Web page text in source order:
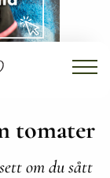
tomater
om du sått